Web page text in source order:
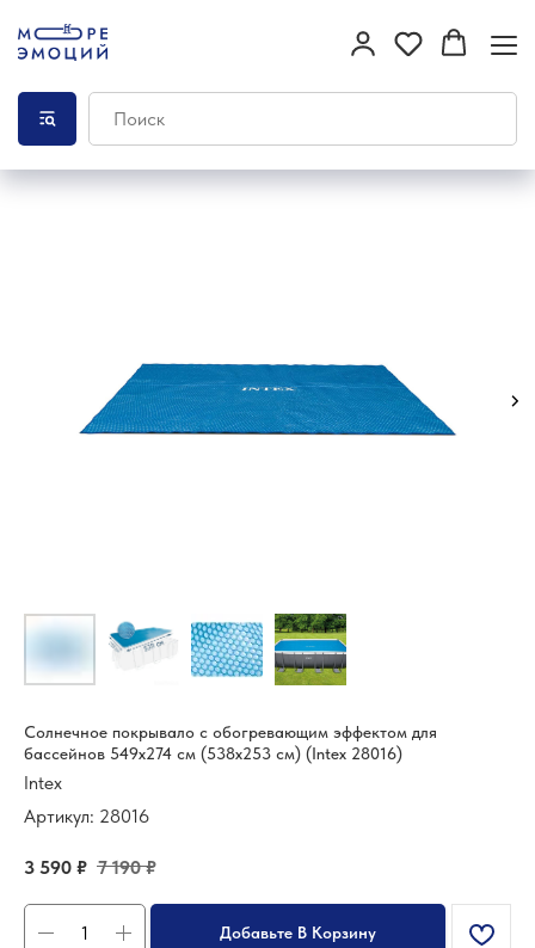
Солнечное покрывало с обогревающим эффектом для
бассейнов 549x274 см (538x253 см) (Intex 28016)
Intex
Артикул: 28016
3 590 ₽ 7 190 ₽
Добавьте В Корзину